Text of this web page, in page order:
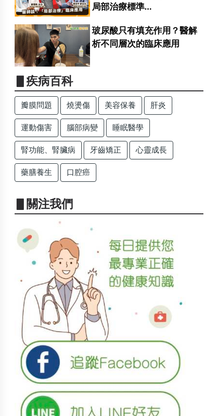
局部治療標準...
玻尿酸只有填充作用？醫解
析不同層次的臨床應用
▋疾病百科
瓣膜問題 燒燙傷 美容保養 肝炎
運動傷害 腦部病變 睡眠醫學
腎功能、腎臟病 牙齒矯正 心靈成長
藥膳養生 口腔癌
▋關注我們